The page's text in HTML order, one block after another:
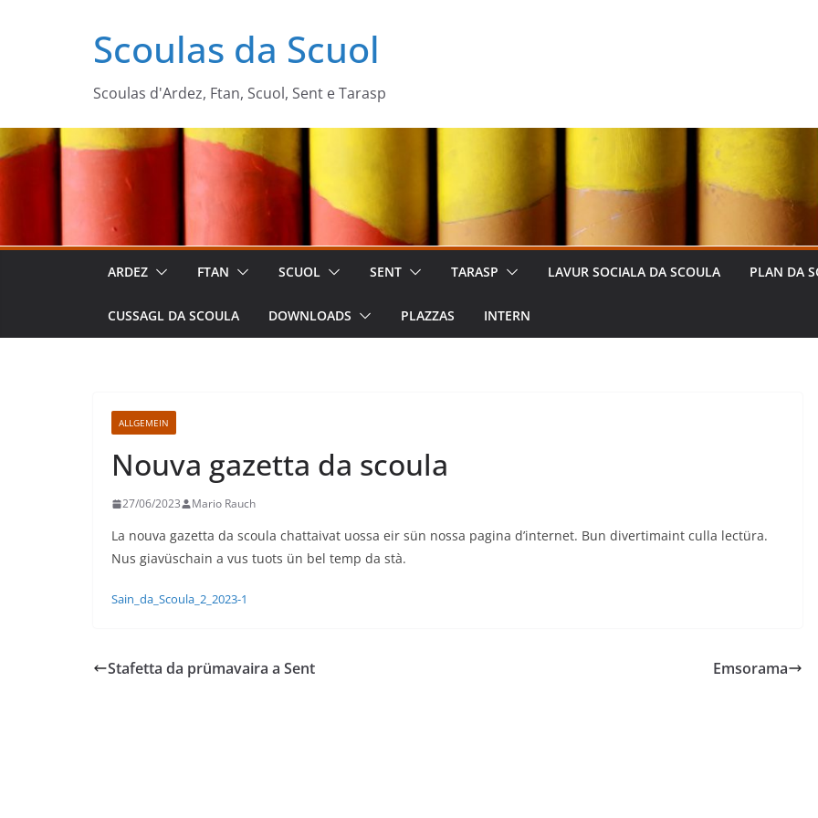
Scoulas da Scuol
Scoulas d'Ardez, Ftan, Scuol, Sent e Tarasp
ARDEZ FTAN SCUOL SENT TARASP LAVUR SOCIALA DA SCOULA PLAN DA
CUSSAGL DA SCOULA DOWNLOADS PLAZZAS INTERN
ALLGEMEIN
Nouva gazetta da scoula
27/06/2023 Mario Rauch
La nouva gazetta da scoula chattaivat uossa eir sün nossa pagina d’internet. Bun divertimaint culla lectüra.
Nus giavüschain a vus tuots ün bel temp da stà.
Sain_da_Scoula_2_2023-1
Stafetta da prümavaira a Sent Emsorama